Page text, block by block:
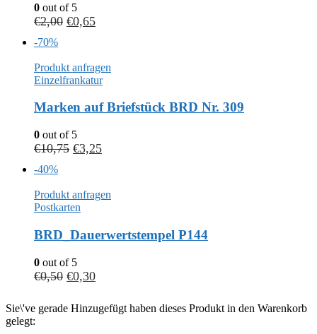
0 out of 5
€2,00 €0,65
-70%
Produkt anfragen
Einzelfrankatur
Marken auf Briefstück BRD Nr. 309
0 out of 5
€10,75 €3,25
-40%
Produkt anfragen
Postkarten
BRD_Dauerwertstempel P144
0 out of 5
€0,50 €0,30
Sie\'ve gerade Hinzugefügt haben dieses Produkt in den Warenkorb
gelegt: